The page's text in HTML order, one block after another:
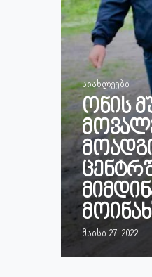
სიახლეები
ონის
მაისი 27, 2022